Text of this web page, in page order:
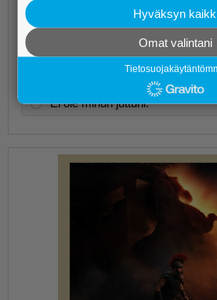
En ole vielä kokeillut, niin en
Voisin kyllä harkita lähteväni
Ei ole minun juttuni.
Hyväksyn
Omat valintani